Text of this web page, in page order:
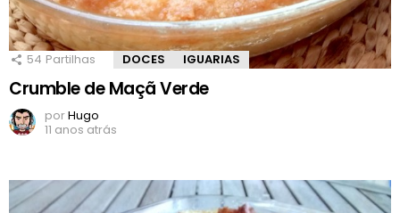
54 Partilhas DOCES IGUARIAS
Crumble de Maçã Verde
porHugo
11 anos atrás